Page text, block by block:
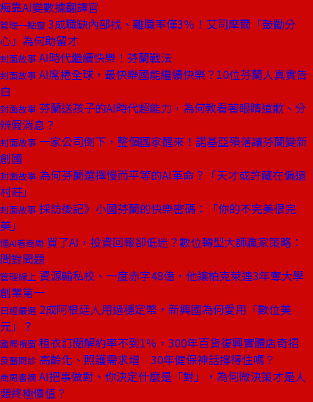
痴靠AI變數據翻譯官
管理一點靈 3成職缺內部找、離職率僅3％！艾司摩爾「鼓勵分
心」為何助留才
封面故事 AI時代繼續快樂！芬蘭戰法
封面故事 AI席捲全球，最快樂國能繼續快樂？10位芬蘭人真實告
白
封面故事 芬蘭送孩子的AI時代超能力，為何教看著眼睛道歉、分
辨假消息？
封面故事 一家公司倒下，整個國家醒來！諾基亞殞落讓芬蘭變新
創國
封面故事 為何芬蘭選擇慢而平等的AI革命？「天才或許藏在偏遠
村莊」
封面故事 採訪後記》小國芬蘭的快樂密碼：「你的不完美很完
美」
懂AI看商周 買了AI，投資回報卻低迷？數位轉型大師贏家策略：
問對問題
管理線上 資源輸私校、一度赤字48億，他讓柏克萊連3年奪大學
創業第一
日經嚴選 2成阿根廷人用過穩定幣，新興國為何愛用「數位美
元」？
國際視窗 租衣訂閱解約率不到1％，300年百貨復興實體店奇招
良醫問診 高齡化、照護需求增 30年健保神話撐得住嗎？
商周書摘 AI把事做對、你決定什麼是「對」，為何微決策才是人
類終極價值？